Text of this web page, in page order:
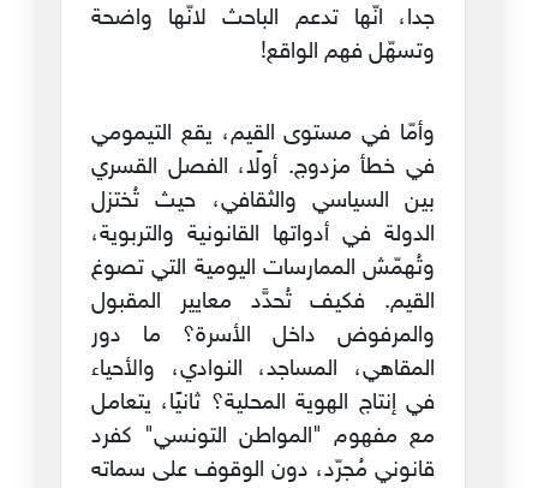
جدا، انّها تدعم الباحث لانّها واضحة
وتسهّل فهم الواقع!
وأمّا في مستوى القيم، يقع التيمومي
في خطأ مزدوج. أولًا، الفصل القسري
بين السياسي والثقافي، حيث تُختزل
الدولة في أدواتها القانونية والتربوية،
وتُهمّش الممارسات اليومية التي تصوغ
القيم. فكيف تُحدَّد معايير المقبول
والمرفوض داخل الأسرة؟ ما دور
المقاهي، المساجد، النوادي، والأحياء
في إنتاج الهوية المحلية؟ ثانيًا، يتعامل
مع مفهوم "المواطن التونسي" كفرد
قانوني مُجرّد، دون الوقوف على سماته